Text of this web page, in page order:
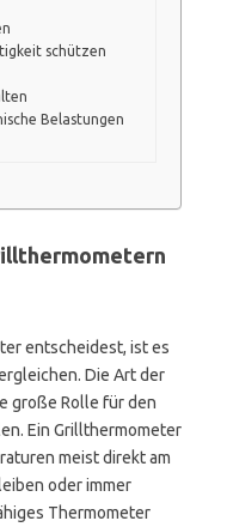
schützen
Belastungen
entscheidest, ist es
Die Art der
große Rolle für den
Ein Grillthermometer
meist direkt am
oder immer
Thermometer